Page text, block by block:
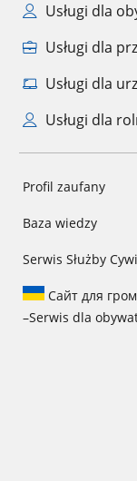
Usługi dla
Usługi dla
Usługi dla
Usługi dla
Profil zaufany
Baza wiedzy
Serwis Służby
Сайт для
–Serwis dla